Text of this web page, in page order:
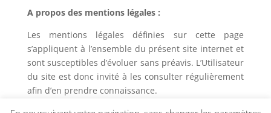
A propos des mentions légales :
Les mentions légales définies sur cette page
s’appliquent à l’ensemble du présent site internet et
sont susceptibles d’évoluer sans préavis. L’Utilisateur
du site est donc invité à les consulter régulièrement
afin d’en prendre connaissance.